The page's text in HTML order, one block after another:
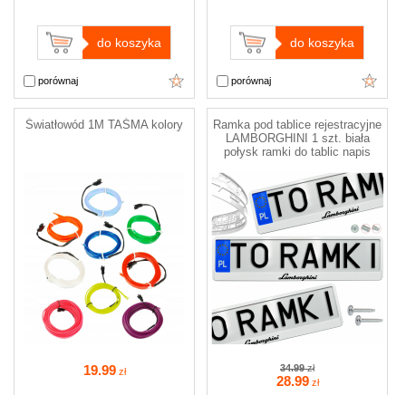
do koszyka
porównaj
do koszyka
porównaj
Światłowód 1M TAŚMA kolory
19.99 zł
Ramka pod tablice rejestracyjne
LAMBORGHINI 1 szt. biała
połysk ramki do tablic napis
34.99 zł
28.99 zł